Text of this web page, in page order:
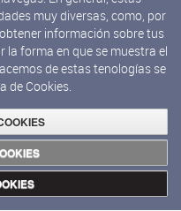
Tan y
muy diversas, como, por
información sobre tus
la forma en que se muestra el
de estas tenologías se
de Cookies.